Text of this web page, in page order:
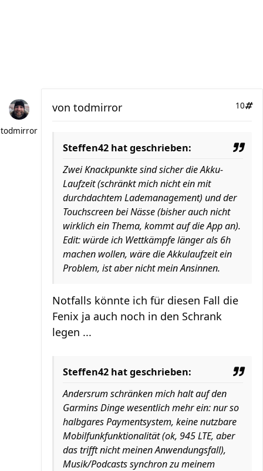
todmirror
10
von todmirror
Steffen42 hat geschrieben:
Zwei Knackpunkte sind sicher die Akku-
Laufzeit (schränkt mich nicht ein mit
durchdachtem Lademanagement) und der
Touchscreen bei Nässe (bisher auch nicht
wirklich ein Thema, kommt auf die App an).
Edit: würde ich Wettkämpfe länger als 6h
machen wollen, wäre die Akkulaufzeit ein
Problem, ist aber nicht mein Ansinnen.
Notfalls könnte ich für diesen Fall die
Fenix ja auch noch in den Schrank
legen ...
Steffen42 hat geschrieben:
Andersrum schränken mich halt auf den
Garmins Dinge wesentlich mehr ein: nur so
halbgares Paymentsystem, keine nutzbare
Mobilfunkfunktionalität (ok, 945 LTE, aber
das trifft nicht meinen Anwendungsfall),
Musik/Podcasts synchron zu meinem